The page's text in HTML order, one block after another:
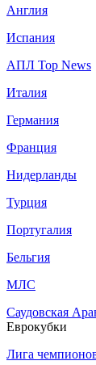
Англия
Испания
АПЛ Top News
Италия
Германия
Франция
Нидерланды
Турция
Португалия
Бельгия
МЛС
Саудовская
Еврокубки
Лига